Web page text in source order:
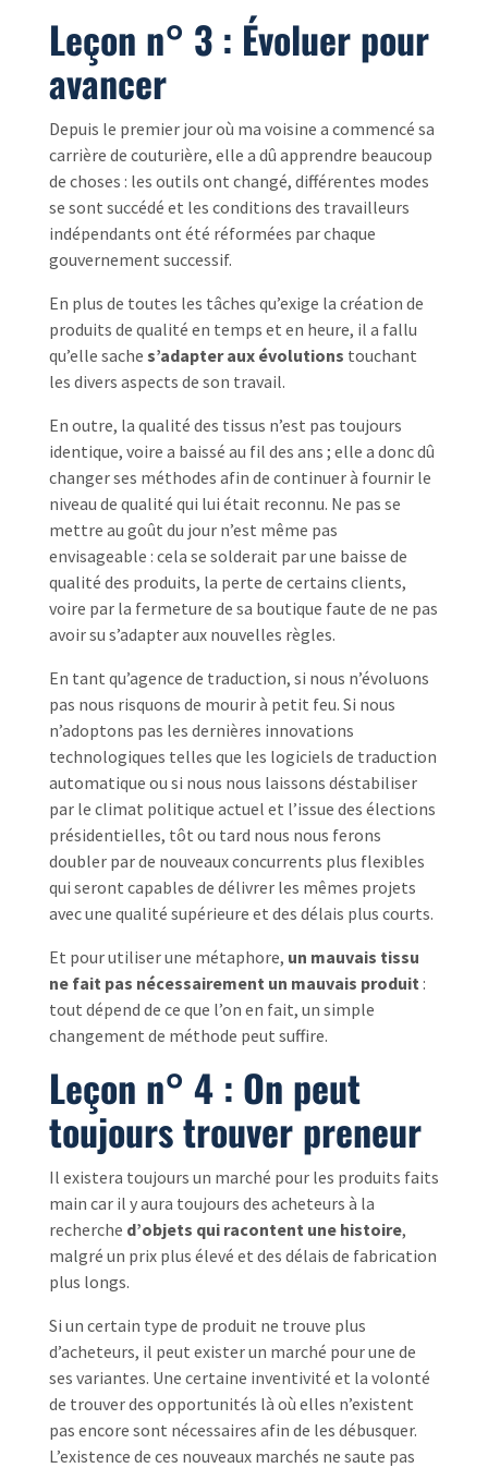
Leçon n° 3 : Évoluer pour
avancer
Depuis le premier jour où ma voisine a commencé sa
carrière de couturière, elle a dû apprendre beaucoup
de choses : les outils ont changé, différentes modes
se sont succédé et les conditions des travailleurs
indépendants ont été réformées par chaque
gouvernement successif.
En plus de toutes les tâches qu’exige la création de
produits de qualité en temps et en heure, il a fallu
qu’elle sache s’adapter aux évolutions touchant
les divers aspects de son travail.
En outre, la qualité des tissus n’est pas toujours
identique, voire a baissé au fil des ans ; elle a donc dû
changer ses méthodes afin de continuer à fournir le
niveau de qualité qui lui était reconnu. Ne pas se
mettre au goût du jour n’est même pas
envisageable : cela se solderait par une baisse de
qualité des produits, la perte de certains clients,
voire par la fermeture de sa boutique faute de ne pas
avoir su s’adapter aux nouvelles règles.
En tant qu’agence de traduction, si nous n’évoluons
pas nous risquons de mourir à petit feu. Si nous
n’adoptons pas les dernières innovations
technologiques telles que les logiciels de traduction
automatique ou si nous nous laissons déstabiliser
par le climat politique actuel et l’issue des élections
présidentielles, tôt ou tard nous nous ferons
doubler par de nouveaux concurrents plus flexibles
qui seront capables de délivrer les mêmes projets
avec une qualité supérieure et des délais plus courts.
Et pour utiliser une métaphore, un mauvais tissu
ne fait pas nécessairement un mauvais produit :
tout dépend de ce que l’on en fait, un simple
changement de méthode peut suffire.
Leçon n° 4 : On peut
toujours trouver preneur
Il existera toujours un marché pour les produits faits
main car il y aura toujours des acheteurs à la
recherche d’objets qui racontent une histoire,
malgré un prix plus élevé et des délais de fabrication
plus longs.
Si un certain type de produit ne trouve plus
d’acheteurs, il peut exister un marché pour une de
ses variantes. Une certaine inventivité et la volonté
de trouver des opportunités là où elles n’existent
pas encore sont nécessaires afin de les débusquer.
L’existence de ces nouveaux marchés ne saute pas